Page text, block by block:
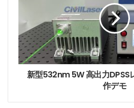
新型532nm 5W 高出力DPSS
作デモ